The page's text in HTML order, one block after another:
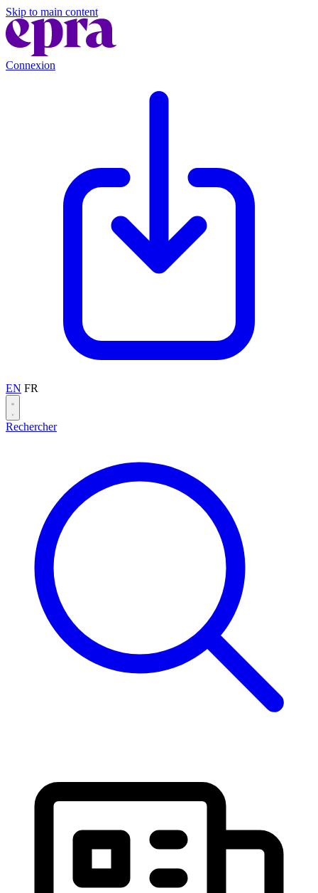
Skip to main content
Connexion
EN FR
Rechercher